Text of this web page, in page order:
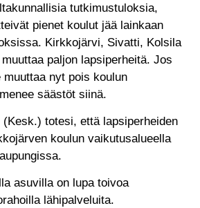
tutkimustuloksia,
pienet koulut jää lainkaan
Kirkkojärvi, Sivatti, Kolsila
paljon lapsiperheitä. Jos
muuttaa nyt pois koulun
säästöt siinä.
(Kesk.) totesi, että lapsiperheiden
koulun vaikutusalueella
asuvilla on lupa toivoa
lähipalveluita.